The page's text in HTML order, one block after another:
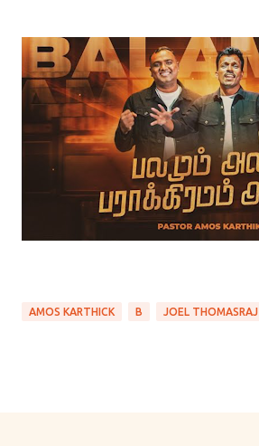
AMOS KARTHICK B JOEL THOMASRAJ